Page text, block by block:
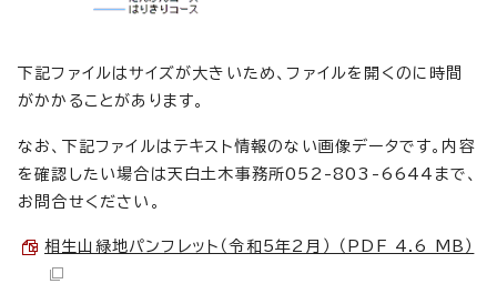
下記ファイルはサイズが大きいため、ファイルを開くのに時間
がかかることがあります。
なお、下記ファイルはテキスト情報のない画像データです。内容
を確認したい場合は天白土木事務所052-803-6644まで、
お問合せください。
相生山緑地パンフレット（令和5年2月） （PDF 4.6 MB）